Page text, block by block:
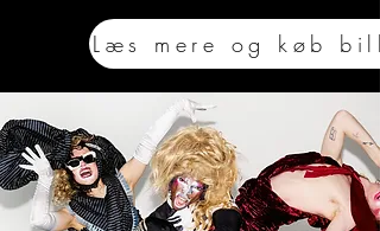
Læs mere og køb